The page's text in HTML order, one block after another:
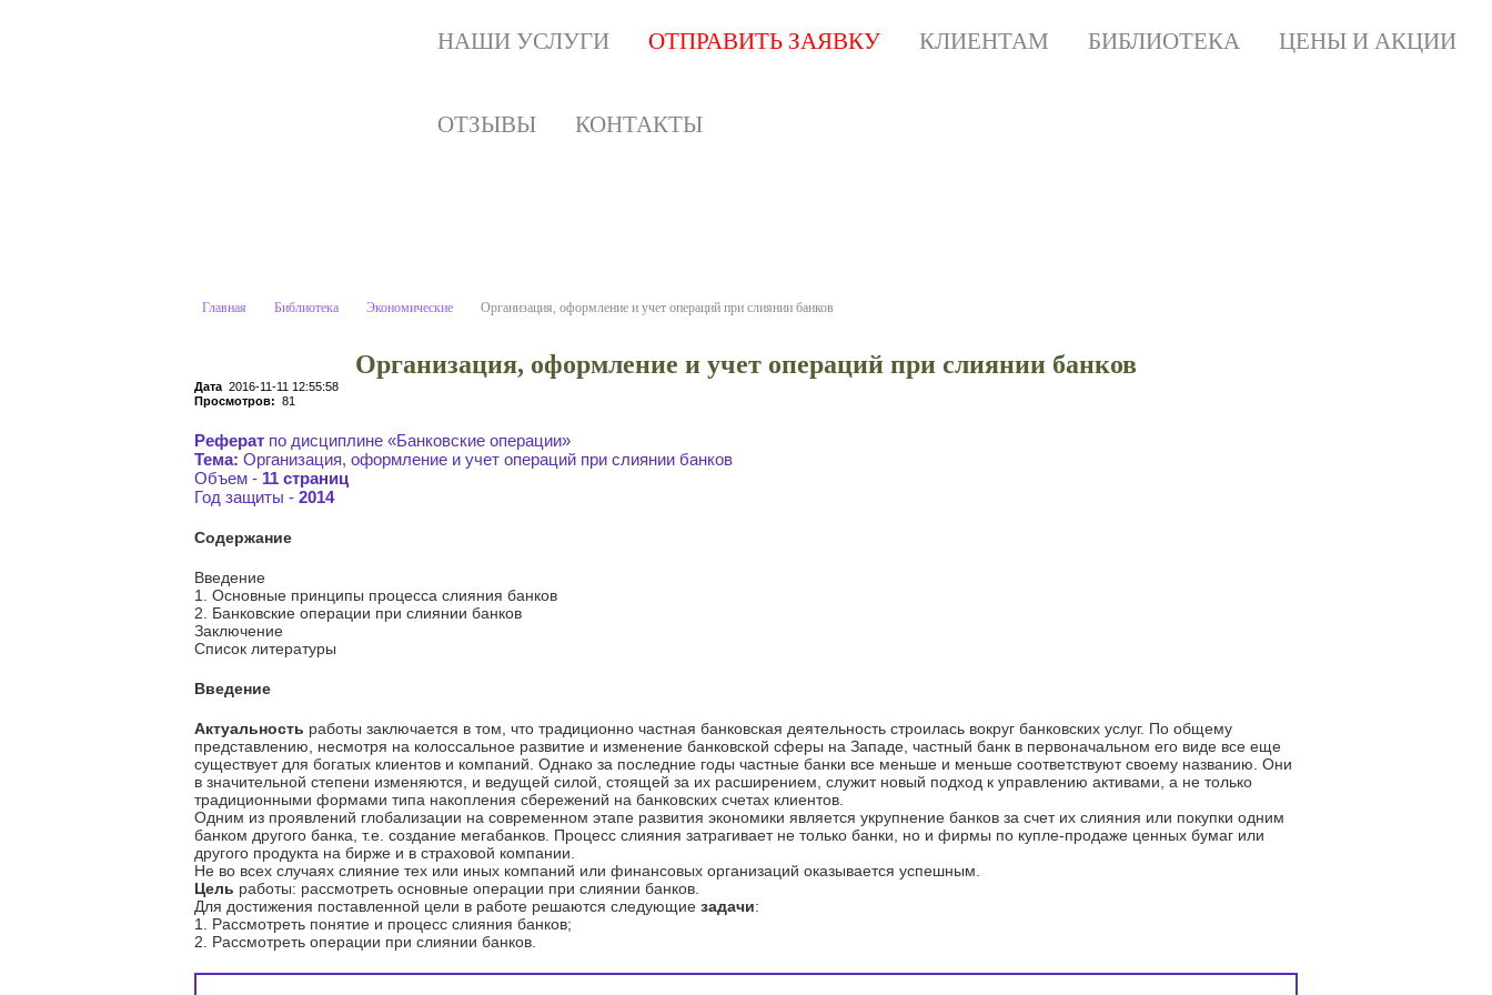
НАШИ УСЛУГИ ОТПРАВИТЬ ЗАЯВКУ КЛИЕНТАМ БИБЛИОТЕКА ЦЕНЫ И АКЦИИ
ОТЗЫВЫ КОНТАКТЫ
Главная Библиотека Экономические Организация, оформление и учет операций при слиянии банков
Организация, оформление и учет операций при слиянии банков
Дата 2016-11-11 12:55:58
Просмотров: 81
Реферат по дисциплине «Банковские операции»
Тема: Организация, оформление и учет операций при слиянии банков
Объем - 11 страниц
Год защиты - 2014
Содержание
Введение
1. Основные принципы процесса слияния банков
2. Банковские операции при слиянии банков
Заключение
Список литературы
Введение
Актуальность работы заключается в том, что традиционно частная банковская деятельность строилась вокруг банковских услуг. По общему
представлению, несмотря на колоссальное развитие и изменение банковской сферы на Западе, частный банк в первоначальном его виде все еще
существует для богатых клиентов и компаний. Однако за последние годы частные банки все меньше и меньше соответствуют своему названию. Они
в значительной степени изменяются, и ведущей силой, стоящей за их расширением, служит новый подход к управлению активами, а не только
традиционными формами типа накопления сбережений на банковских счетах клиентов.
Одним из проявлений глобализации на современном этапе развития экономики является укрупнение банков за счет их слияния или покупки одним
банком другого банка, т.е. создание мегабанков. Процесс слияния затрагивает не только банки, но и фирмы по купле-продаже ценных бумаг или
другого продукта на бирже и в страховой компании.
Не во всех случаях слияние тех или иных компаний или финансовых организаций оказывается успешным.
Цель работы: рассмотреть основные операции при слиянии банков.
Для достижения поставленной цели в работе решаются следующие задачи:
1. Рассмотреть понятие и процесс слияния банков;
2. Рассмотреть операции при слиянии банков.